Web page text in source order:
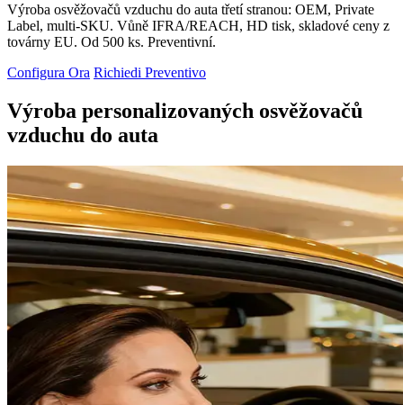
Výroba osvěžovačů vzduchu do auta třetí stranou: OEM, Private
Label, multi-SKU. Vůně IFRA/REACH, HD tisk, skladové ceny z
továrny EU. Od 500 ks. Preventivní.
Configura Ora Richiedi Preventivo
Výroba personalizovaných osvěžovačů
vzduchu do auta